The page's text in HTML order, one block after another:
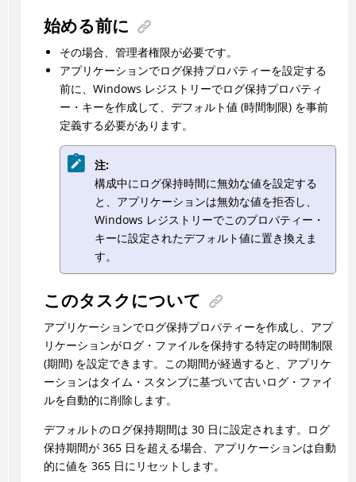
始める前に
その場合、管理者権限が必要です。
アプリケーションでログ保持プロパティーを設定する
前に、Windows レジストリーでログ保持プロパティ
ー・キーを作成して、デフォルト値 (時間制限) を事前
定義する必要があります。
注:
構成中にログ保持時間に無効な値を設定する
と、アプリケーションは無効な値を拒否し、
Windows レジストリーでこのプロパティー・
キーに設定されたデフォルト値に置き換えま
す。
このタスクについて
アプリケーションでログ保持プロパティーを作成し、アプ
リケーションがログ・ファイルを保持する特定の時間制限
(期間) を設定できます。この期間が経過すると、アプリケ
ーションはタイム・スタンプに基づいて古いログ・ファイ
ルを自動的に削除します。
デフォルトのログ保持期間は 30 日に設定されます。ログ
保持期間が 365 日を超える場合、アプリケーションは自動
的に値を 365 日にリセットします。